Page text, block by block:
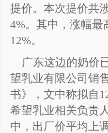
提价。本次提价共
4%。其中，涨幅最
12%。
广东这边的奶价
望乳业有限公司销
书》，文中称拟自
希望乳业相关负责
中，出厂价平均上